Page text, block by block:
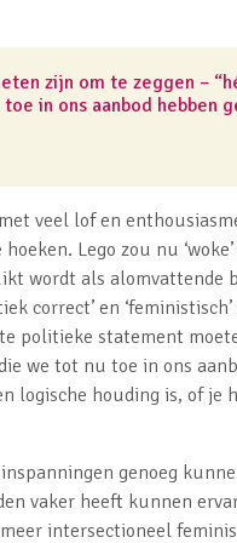
zijn om te zeggen –
toe in ons aanbod hebben
veel lof en
Lego zou nu
wordt als alomvattende
correct’ en
politieke statement
we tot nu toe in ons
logische houding is, of
genoeg
vaker heeft kunnen
intersectioneel